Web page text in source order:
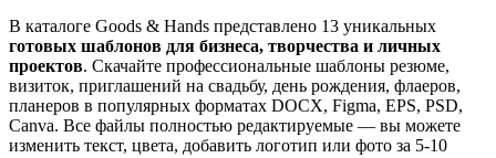
В каталоге Goods & Hands представлено 13 уникальных
готовых шаблонов для бизнеса, творчества и личных
проектов. Скачайте профессиональные шаблоны резюме,
визиток, приглашений на свадьбу, день рождения, флаеров,
планеров в популярных форматах DOCX, Figma, EPS, PSD,
Canva. Все файлы полностью редактируемые — вы можете
изменить текст, цвета, добавить логотип или фото за 5-10